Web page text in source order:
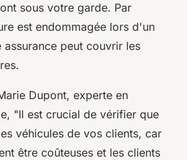
sous votre garde. Par
est endommagée lors d'un
assurance peut couvrir les
Dupont, experte en
, "Il est crucial de vérifier que
véhicules de vos clients, car
être coûteuses et les clients